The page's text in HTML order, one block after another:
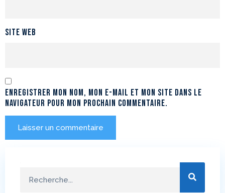
Site web
Enregistrer mon nom, mon e-mail et mon site dans le
navigateur pour mon prochain commentaire.